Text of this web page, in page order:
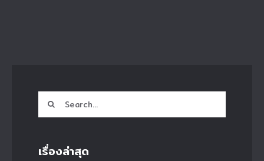
Search
for:
เรื่องล่าสุด